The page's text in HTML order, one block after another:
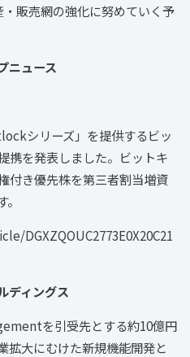
販売網の強化に努めていく予
ニュース
シリーズ」を提供するビッ
携を発表しました。ビットキ
付き優先株を第三者割当増資
DGXZQOUC2773E0X20C21
ディングス
を引受先とする約10億円
拡大にむけた新規機能開発と